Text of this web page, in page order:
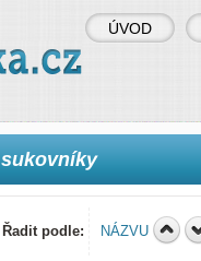
sukovníky
Řadit podle: NÁZVU
ÚVOD